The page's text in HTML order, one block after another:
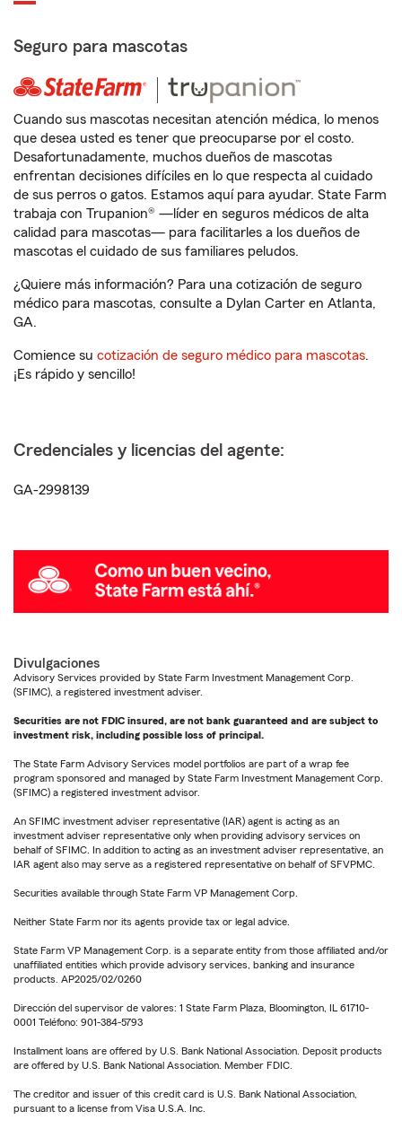
Seguro para mascotas
Cuando sus mascotas necesitan atención médica, lo menos
que desea usted es tener que preocuparse por el costo.
Desafortunadamente, muchos dueños de mascotas
enfrentan decisiones difíciles en lo que respecta al cuidado
de sus perros o gatos. Estamos aquí para ayudar. State Farm
trabaja con Trupanion® —líder en seguros médicos de alta
calidad para mascotas— para facilitarles a los dueños de
mascotas el cuidado de sus familiares peludos.
¿Quiere más información? Para una cotización de seguro
médico para mascotas, consulte a Dylan Carter en Atlanta,
GA.
Comience su cotización de seguro médico para mascotas.
¡Es rápido y sencillo!
Credenciales y licencias del agente:
GA-2998139
Divulgaciones
Advisory Services provided by State Farm Investment Management Corp.
(SFIMC), a registered investment adviser.
Securities are not FDIC insured, are not bank guaranteed and are subject to
investment risk, including possible loss of principal.
The State Farm Advisory Services model portfolios are part of a wrap fee
program sponsored and managed by State Farm Investment Management Corp.
(SFIMC) a registered investment advisor.
An SFIMC investment adviser representative (IAR) agent is acting as an
investment adviser representative only when providing advisory services on
behalf of SFIMC. In addition to acting as an investment adviser representative, an
IAR agent also may serve as a registered representative on behalf of SFVPMC.
Securities available through State Farm VP Management Corp.
Neither State Farm nor its agents provide tax or legal advice.
State Farm VP Management Corp. is a separate entity from those affiliated and/or
unaffiliated entities which provide advisory services, banking and insurance
products. AP2025/02/0260
Dirección del supervisor de valores: 1 State Farm Plaza, Bloomington, IL 61710-
0001 Teléfono: 901-384-5793
Installment loans are offered by U.S. Bank National Association. Deposit products
are offered by U.S. Bank National Association. Member FDIC.
The creditor and issuer of this credit card is U.S. Bank National Association,
pursuant to a license from Visa U.S.A. Inc.